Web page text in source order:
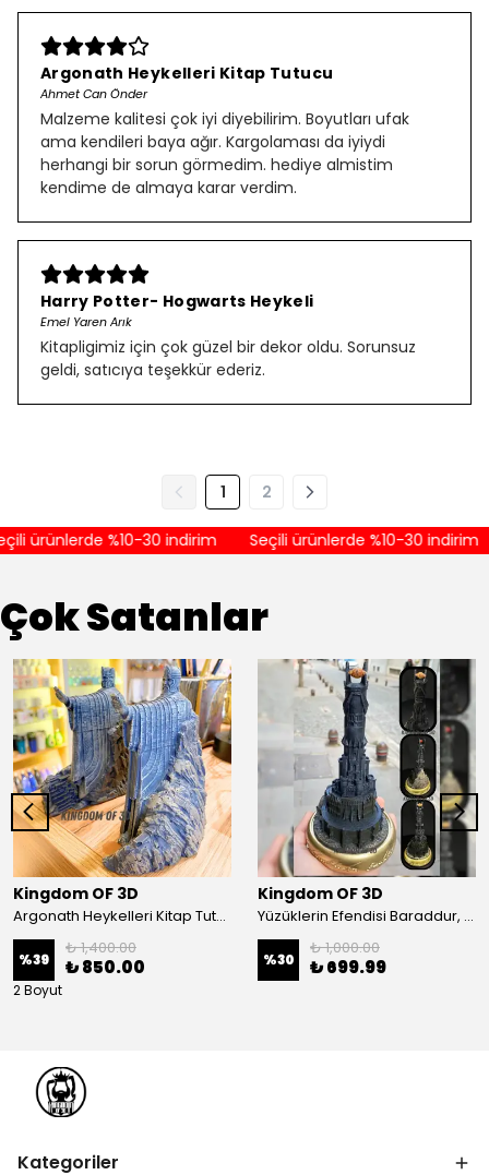
Argonath Heykelleri Kitap Tutucu
Ahmet Can Önder
Malzeme kalitesi çok iyi diyebilirim. Boyutları ufak
ama kendileri baya ağır. Kargolaması da iyiydi
herhangi bir sorun görmedim. hediye almistim
kendime de almaya karar verdim.
Harry Potter- Hogwarts Heykeli
Emel Yaren Arık
Kitapligimiz için çok güzel bir dekor oldu. Sorunsuz
geldi, satıcıya teşekkür ederiz.
1 2
ürünlerde %10-30 indirim Seçili ürünlerde %10-30 indirim
Çok Satanlar
Kingdom OF 3D
Argonath Heykelleri Kitap Tutucu, Yüzüklerin Efendisi Figür, Argonath Bookend, 2 Parça (Sağ, Sol)
%39
₺ 1,400.00
₺ 850.00
2 Boyut
Kingdom OF 3D
Yüzüklerin Efendisi Baraddur, Lord Of The Rings, Sauron'un Gözü Biblo, Barad Dur Kale
%30
₺ 1,000.00
₺ 699.99
Kategoriler